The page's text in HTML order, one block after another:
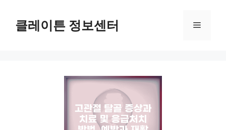
클레이튼 정보센터 메